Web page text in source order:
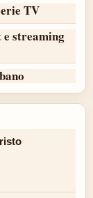
TV
streaming